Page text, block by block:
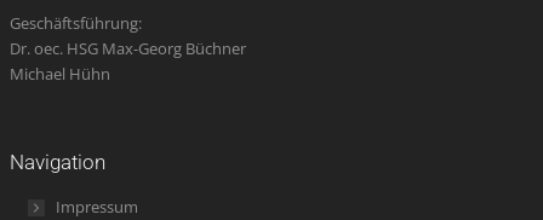
Geschäftsführung:
Dr. oec. HSG Max-Georg Büchner
Michael Hühn
Navigation
Impressum